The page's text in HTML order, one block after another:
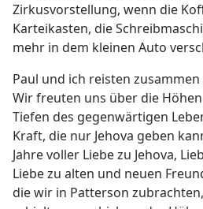
Zirkusvorstellung, wenn die
Karteikasten, die
mehr in dem kleinen Auto
Paul und ich reisten
Wir freuten uns über die
Tiefen des gegenwärtigen
Kraft, die nur Jehova geben
Jahre voller Liebe zu Jehova,
Liebe zu alten und neuen
die wir in Patterson